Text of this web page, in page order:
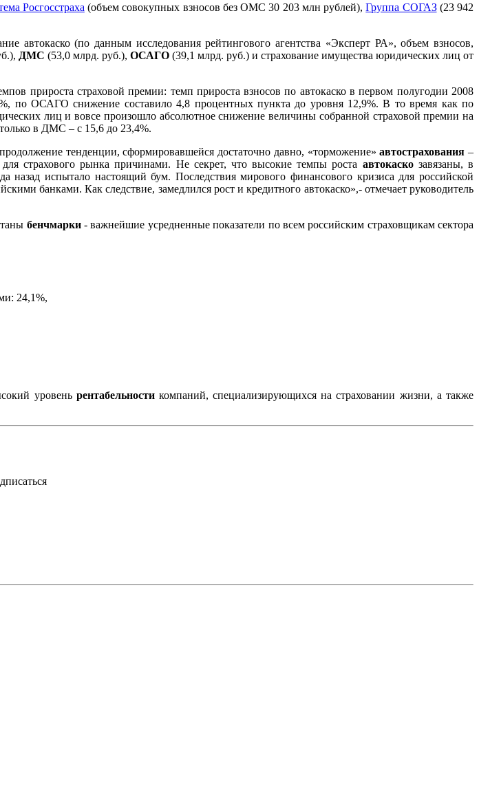
Росгосстраха (объем совокупных взносов без ОМС 30 203 млн рублей),Группа СОГАЗ(23 942
автокаско (по данным исследования рейтингового агентства «Эксперт РА», объем взносов,
ДМС (53,0 млрд. руб.), ОСАГО (39,1 млрд. руб.) и страхование имущества юридических лиц от
прироста страховой премии: темп прироста взносов по автокаско в первом полугодии 2008
по ОСАГО снижение составило 4,8 процентных пункта до уровня 12,9%. В то время как по
лиц и вовсе произошло абсолютное снижение величины собранной страховой премии на
в ДМС – с 15,6 до 23,4%.
тенденции, сформировавшейся достаточно давно, «торможение»автострахования –
страхового рынка причинами. Не секрет, что высокие темпы роста автокаскозавязаны, в
назад испытало настоящий бум. Последствия мирового финансового кризиса для российской
банками. Как следствие, замедлился рост и кредитного автокаско»,- отмечает руководитель
бенчмарки- важнейшие усредненные показатели по всем российским страховщикам сектора
24,1%,
уровень рентабельностикомпаний, специализирующихся на страховании жизни, а также